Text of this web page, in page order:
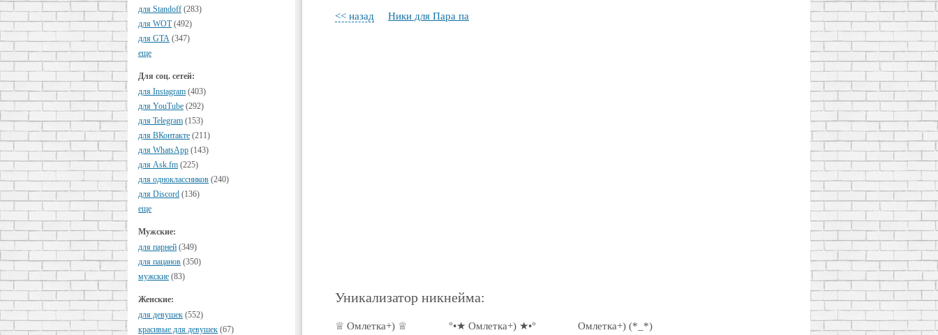
для Standoff (283)
для WOT (492)
для GTA (347)
еще
Для соц. сетей:
для Instagram (403)
для YouTube (292)
для Telegram (153)
для ВКонтакте (211)
для WhatsApp (143)
для Ask.fm (225)
для одноклассников (240)
для Discord (136)
еще
Мужские:
для парней (349)
для пацанов (350)
мужские (83)
Женские:
для девушек (552)
красивые для девушек (67)
<< назад Ники для Пара па
Уникализатор никнейма:
♕ Омлетка+) ♕ °•★ Омлетка+) ★•° Омлетка+) (*_*)